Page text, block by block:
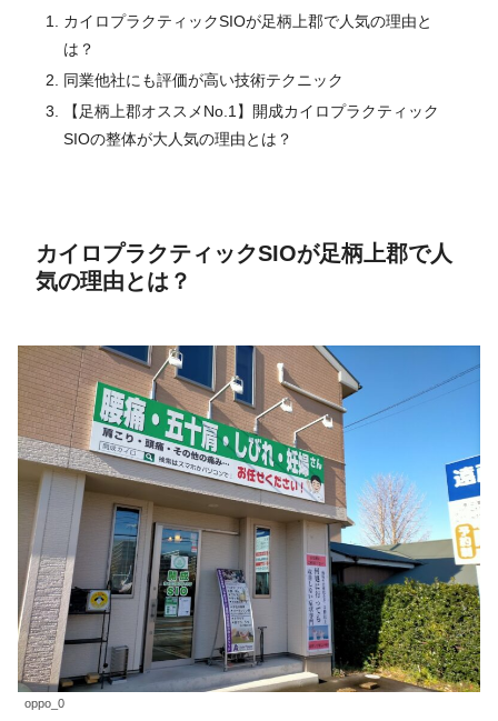
カイロプラクティックSIOが足柄上郡で人気の理由と
は？
同業他社にも評価が高い技術テクニック
【足柄上郡オススメNo.1】開成カイロプラクティック
SIOの整体が大人気の理由とは？
カイロプラクティックSIOが足柄上郡で人
気の理由とは？
oppo_0